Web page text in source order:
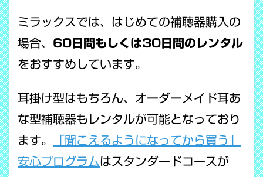
ミラックスでは、はじめての補聴器購入の
場合、 60日間もしくは30日間のレンタル
をおすすめしています。
耳掛け型はもちろん、オーダーメイド耳あ
な型補聴器もレンタルが可能となっており
ます。
「聞こえるようになってから買う」
安心プログラム はスタンダードコースが